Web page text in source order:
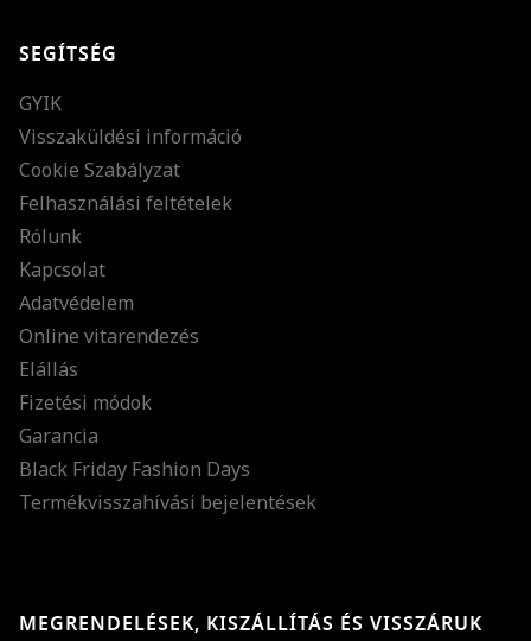
SEGÍTSÉG
GYIK
Visszaküldési információ
Cookie Szabályzat
Felhasználási feltételek
Rólunk
Kapcsolat
Adatvédelem
Online vitarendezés
Elállás
Fizetési módok
Garancia
Black Friday Fashion Days
Termékvisszahívási bejelentések
MEGRENDELÉSEK, KISZÁLLÍTÁS ÉS VISSZÁRUK